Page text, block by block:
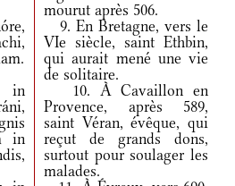
mourut après 506.
9. En Bretagne, vers le
VIe siècle, saint Ethbin,
qui aurait mené une vie
de solitaire.
in
in
10. À Cavaillon en
Provence, après 589,
saint Véran, évêque, qui
reçut de grands dons,
surtout pour soulager les
malades.